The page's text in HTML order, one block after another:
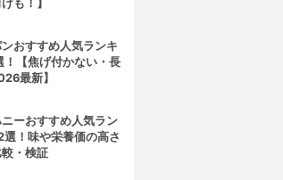
シ
COVERMARK(カバーマーク)
フローレス フィット
も！】
おすすめ人気ランキ
！【焦げ付かない・長
最新】
ーおすすめ人気ラン
選！味や栄養価の高さ
・検証